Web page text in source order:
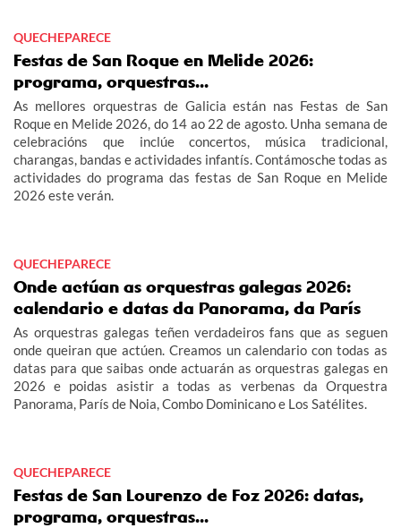
QUECHEPARECE
Festas de San Roque en Melide 2026:
programa, orquestras...
As mellores orquestras de Galicia están nas Festas de San
Roque en Melide 2026, do 14 ao 22 de agosto. Unha semana de
celebracións que inclúe concertos, música tradicional,
charangas, bandas e actividades infantís. Contámosche todas as
actividades do programa das festas de San Roque en Melide
2026 este verán.
QUECHEPARECE
Onde actúan as orquestras galegas 2026:
calendario e datas da Panorama, da París
As orquestras galegas teñen verdadeiros fans que as seguen
onde queiran que actúen. Creamos un calendario con todas as
datas para que saibas onde actuarán as orquestras galegas en
2026 e poidas asistir a todas as verbenas da Orquestra
Panorama, París de Noia, Combo Dominicano e Los Satélites.
QUECHEPARECE
Festas de San Lourenzo de Foz 2026: datas,
programa, orquestras...